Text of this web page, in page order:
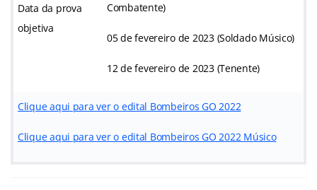
Data da prova
objetiva
Combatente)
05 de fevereiro de 2023 (Soldado Músico)
12 de fevereiro de 2023 (Tenente)
Clique aqui para ver o edital Bombeiros GO 2022
Clique aqui para ver o edital Bombeiros GO 2022 Músico